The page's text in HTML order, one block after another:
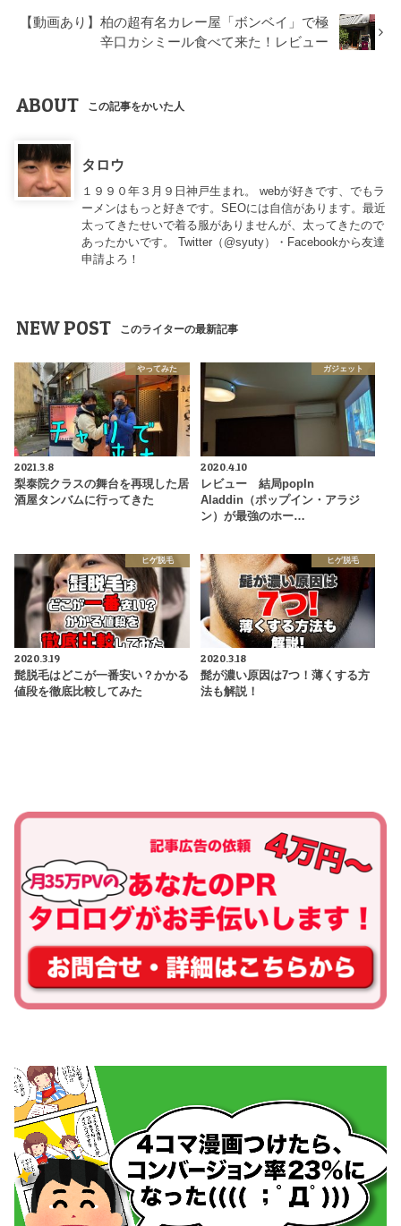
【動画あり】柏の超有名カレー屋「ボンベイ」で極
辛口カシミール食べて来た！レビュー
ABOUT この記事をかいた人
タロウ
１９９０年３月９日神戸生まれ。 webが好きです、でもラ
ーメンはもっと好きです。SEOには自信があります。最近
太ってきたせいで着る服がありませんが、太ってきたので
あったかいです。 Twitter（ @syuty）・Facebookから友達
申請よろ！
NEW POST このライターの最新記事
やってみた
2021.3.8
梨泰院クラスの舞台を再現した居
酒屋タンバムに行ってきた
ガジェット
2020.4.10
レビュー 結局popIn
Aladdin（ポップイン・アラジ
ン）が最強のホー…
ヒゲ脱毛
2020.3.19
髭脱毛はどこが一番安い？かかる
値段を徹底比較してみた
ヒゲ脱毛
2020.3.18
髭が濃い原因は7つ！薄くする方
法も解説！